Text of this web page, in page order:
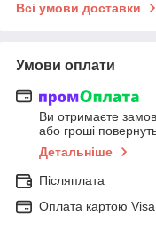
Всі умови доставки
Умови оплати
Ви отримаєте
або гроші
Детальніше
Післяплата
Оплата картою